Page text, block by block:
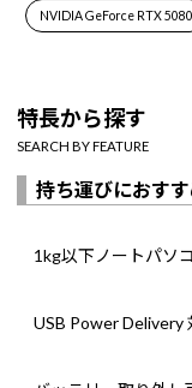
NVIDIA GeForce RTX 5080
特長から探す
SEARCH BY FEATURE
持ち運びにおす
1kg以下 ノートパソ
USB Power Delivery